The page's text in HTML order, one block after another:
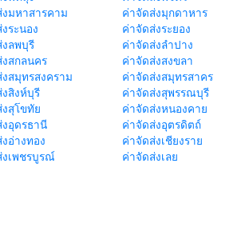
มหาสารคาม ค่าจัดส่งมุกดาหาร
ระนอง ค่าจัดส่งระยอง
ลพบุรี ค่าจัดส่งลำปาง
สกลนคร ค่าจัดส่งสงขลา
สมุทรสงคราม ค่าจัดส่งสมุทรสาคร
สิงห์บุรี ค่าจัดส่งสุพรรณบุรี
สุโขทัย ค่าจัดส่งหนองคาย
อุดรธานี ค่าจัดส่งอุตรดิตถ์
อ่างทอง ค่าจัดส่งเชียงราย
เพชรบูรณ์ ค่าจัดส่งเลย